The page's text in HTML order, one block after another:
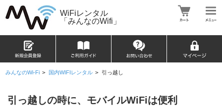
WiFiレンタル
「みんなのWifi」
みんなのWi-Fi > 国内WIFIレンタル > 引っ越し
引っ越しの時に、モバイルWiFiは便利